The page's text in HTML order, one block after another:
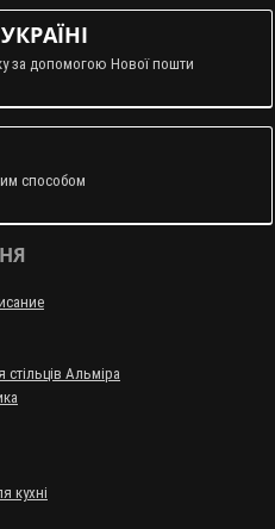
за допомогою Нової пошти
способом
Альміра
кухні